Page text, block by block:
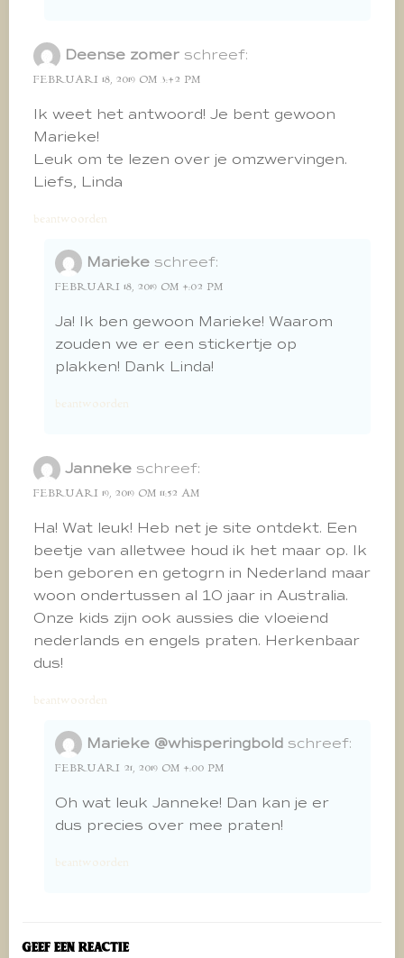
Deense zomer schreef:
FEBRUARI 18, 2019 OM 3:42 PM
Ik weet het antwoord! Je bent gewoon
Marieke!
Leuk om te lezen over je omzwervingen.
Liefs, Linda
beantwoorden
Marieke schreef:
FEBRUARI 18, 2019 OM 4:02 PM
Ja! Ik ben gewoon Marieke! Waarom
zouden we er een stickertje op
plakken! Dank Linda!
beantwoorden
Janneke schreef:
FEBRUARI 19, 2019 OM 11:52 AM
Ha! Wat leuk! Heb net je site ontdekt. Een
beetje van alletwee houd ik het maar op. Ik
ben geboren en getogrn in Nederland maar
woon ondertussen al 10 jaar in Australia.
Onze kids zijn ook aussies die vloeiend
nederlands en engels praten. Herkenbaar
dus!
beantwoorden
Marieke @whisperingbold schreef:
FEBRUARI 21, 2019 OM 4:00 PM
Oh wat leuk Janneke! Dan kan je er
dus precies over mee praten!
beantwoorden
Geef een reactie